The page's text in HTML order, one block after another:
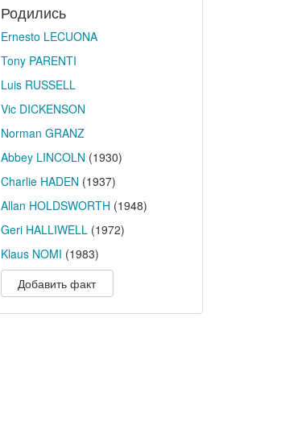
Родились
Ernesto LECUONA
Tony PARENTI
Luis RUSSELL
Vic DICKENSON
Norman GRANZ
Abbey LINCOLN (1930)
Charlie HADEN (1937)
Allan HOLDSWORTH (1948)
Geri HALLIWELL(1972)
Klaus NOMI (1983)
Добавить факт